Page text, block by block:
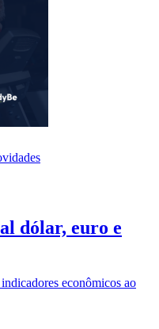
talentos
da região.